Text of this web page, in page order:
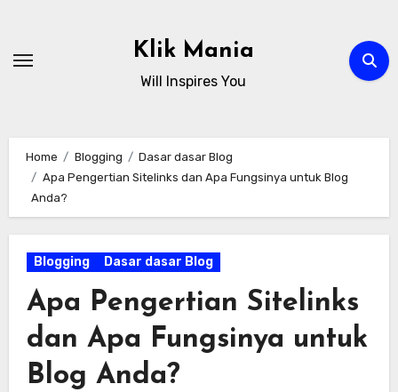
content
Klik Mania
Will Inspires You
Home Blogging
Dasar dasar Blog
Apa Pengertian Sitelinks dan Apa Fungsinya untuk Blog
Anda?
Blogging Dasar dasar Blog
Apa Pengertian Sitelinks
dan Apa Fungsinya untuk
Blog Anda?